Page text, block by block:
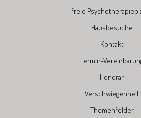
freie
Hausbesuche
Kontakt
Termin-
Honorar
Verschwiegenheit
Themenfelder